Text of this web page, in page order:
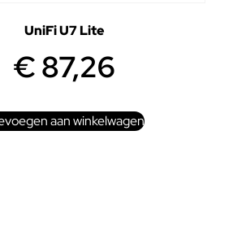
UniFi U7 Lite
€87,26
aan winkelwagen